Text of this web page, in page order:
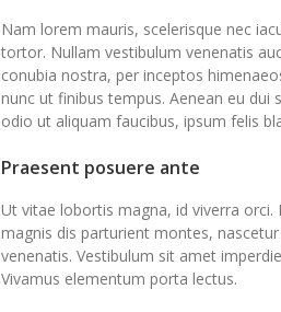
Nam lorem mauris, scelerisque nec
tortor. Nullam vestibulum venenatis
conubia nostra, per inceptos
nunc ut finibus tempus. Aenean eu dui
odio ut aliquam faucibus, ipsum felis
Praesent posuere ante
Ut vitae lobortis magna, id viverra orci.
magnis dis parturient montes,
venenatis. Vestibulum sit amet
Vivamus elementum porta lectus.